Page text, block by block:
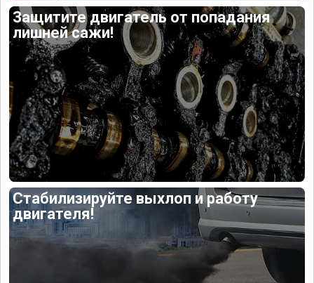
Защитите двигатель от попадания
лишней сажи!
Стабилизируйте выхлоп и работу
двигателя!